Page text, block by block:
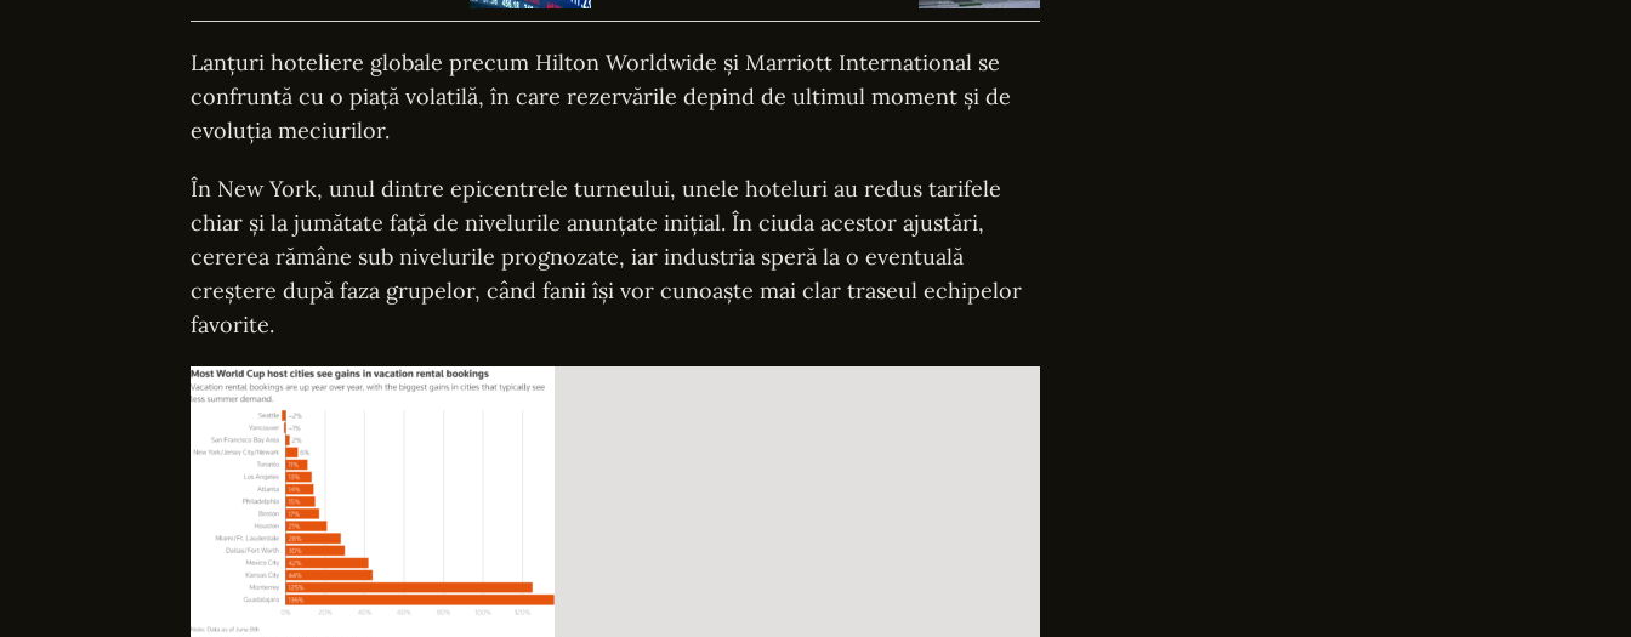
Lanțuri hoteliere globale precum Hilton Worldwide și Marriott International se
confruntă cu o piață volatilă, în care rezervările depind de ultimul moment și de
evoluția meciurilor.
În New York, unul dintre epicentrele turneului, unele hoteluri au redus tarifele
chiar și la jumătate față de nivelurile anunțate inițial. În ciuda acestor ajustări,
cererea rămâne sub nivelurile prognozate, iar industria speră la o eventuală
creștere după faza grupelor, când fanii își vor cunoaște mai clar traseul echipelor
favorite.